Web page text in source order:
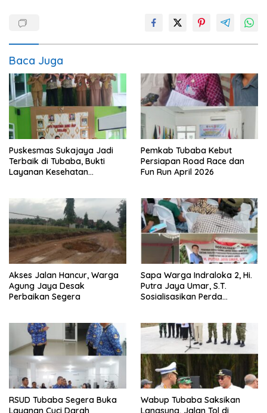
Baca Juga
Puskesmas Sukajaya Jadi
Terbaik di Tubaba, Bukti
Layanan Kesehatan
Pemkab Tubaba Kebut
Persiapan Road Race dan
Fun Run April 2026
Akses Jalan Hancur, Warga
Agung Jaya Desak
Perbaikan Segera
Sapa Warga Indraloka 2, Hi.
Putra Jaya Umar, S.T.
Sosialisasikan Perda
RSUD Tubaba Segera Buka
Wabup Tubaba Saksikan